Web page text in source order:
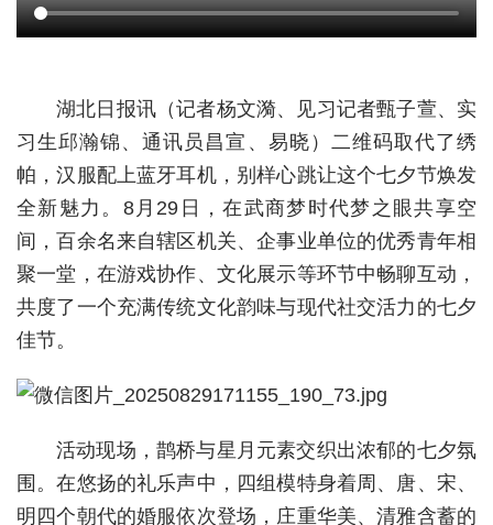
经济
科教
健康
悠游
相亲
汽车
房产
消费
文化
湖北日报讯（记者杨文漪、见习记者甄子萱、实
习生邱瀚锦、通讯员昌宣、易晓）二维码取代了绣
帕，汉服配上蓝牙耳机，别样心跳让这个七夕节焕发
全新魅力。8月29日，在武商梦时代梦之眼共享空
间，百余名来自辖区机关、企事业单位的优秀青年相
聚一堂，在游戏协作、文化展示等环节中畅聊互动，
共度了一个充满传统文化韵味与现代社交活力的七夕
佳节。
活动现场，鹊桥与星月元素交织出浓郁的七夕氛
围。在悠扬的礼乐声中，四组模特身着周、唐、宋、
明四个朝代的婚服依次登场，庄重华美、清雅含蓄的